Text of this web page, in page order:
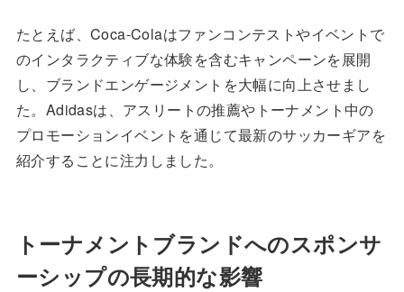
たとえば、Coca-Colaはファンコンテストやイベントで
のインタラクティブな体験を含むキャンペーンを展開
し、ブランドエンゲージメントを大幅に向上させまし
た。Adidasは、アスリートの推薦やトーナメント中の
プロモーションイベントを通じて最新のサッカーギアを
紹介することに注力しました。
トーナメントブランドへのスポンサ
ーシップの長期的な影響